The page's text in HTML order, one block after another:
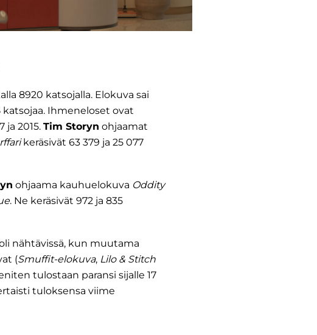
8920 katsojalla. Elokuva sai
Ihmeneloset ovat
2015. Tim Storyn ohjaamat
keräsivät 63 379 ja 25 077
ohjaama kauhuelokuva Oddity
. Ne keräsivät 972 ja 835
nähtävissä, kun muutama
(Smuffit-elokuva, Lilo & Stitch
tulostaan paransi sijalle 17
tuloksensa viime